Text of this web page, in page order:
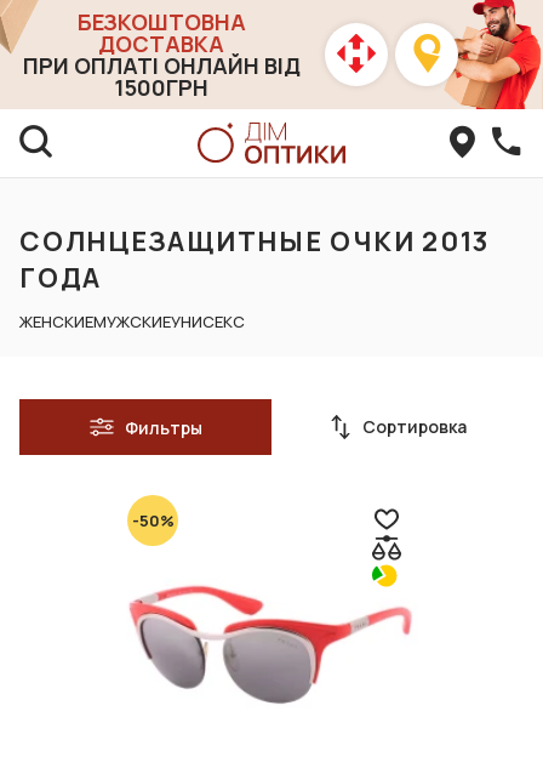
БЕЗКОШТОВНА
ДОСТАВКА
ПРИ ОПЛАТІ ОНЛАЙН ВІД
1500ГРН
СОЛНЦЕЗАЩИТНЫЕ ОЧКИ 2013
ГОДА
ЖЕНСКИЕМУЖСКИЕУНИСЕКС
Фильтры Сортировка
-50%